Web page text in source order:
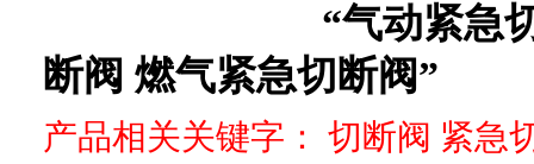
“气动紧急
断阀 燃气紧急切断阀”
产品相关关键字： 切断阀 紧急